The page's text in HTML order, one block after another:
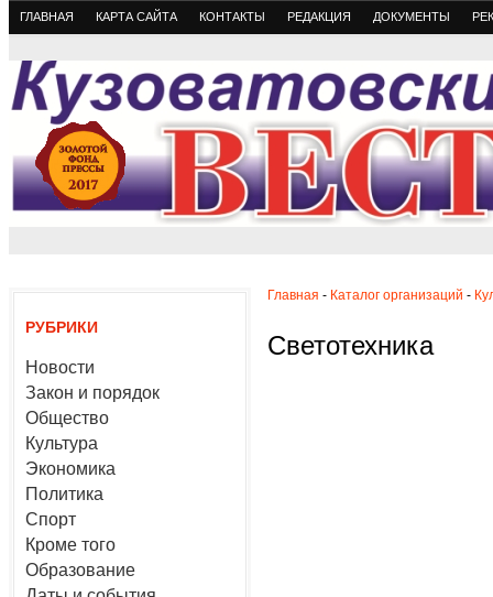
ГЛАВНАЯ КАРТА САЙТА КОНТАКТЫ РЕДАКЦИЯ ДОКУМЕНТЫ
РУБРИКИ
Новости
Закон и порядок
Общество
Культура
Экономика
Политика
Спорт
Кроме того
Образование
Главная - Каталог организаций -
Светотехника